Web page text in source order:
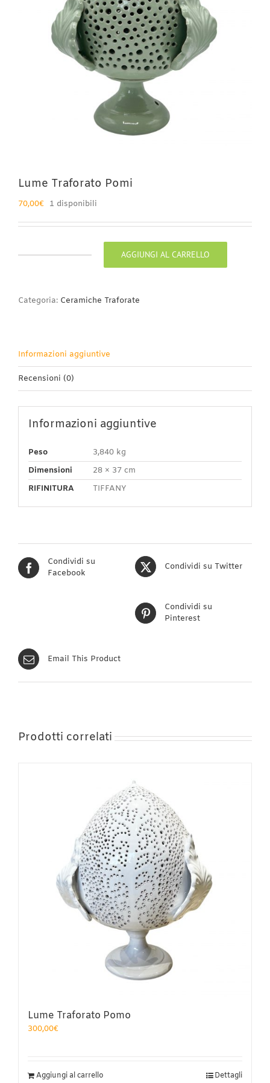
Lume Traforato Pomi
70,00€ 1 disponibili
AGGIUNGI AL CARRELLO
Categoria: Ceramiche Traforate
Informazioni aggiuntive
Recensioni (0)
Informazioni aggiuntive
Peso
3,840 kg
Dimensioni
28 × 37 cm
RIFINITURA
TIFFANY
Condividi su
Facebook
Condividi su Twitter
Condividi su
Pinterest
Email This Product
Prodotti correlati
Lume Traforato Pomo
300,00€
Aggiungi al carrello Dettagli